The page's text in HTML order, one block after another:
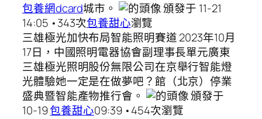
包養網dcard城市。
頒發于 11-21
14:05 •343次包養甜心瀏覽
三雄極光加快布局智能照明賽道 2023年10月
17日，中國照明電器協會副理事長單元廣東
三雄極光照明股份無限公司在京舉行智能燈
光體驗她一定是在做夢吧？館（北京）停業
盛典暨智能產物推行會。
頒發于
10-19包養甜心09:39 •454次瀏覽